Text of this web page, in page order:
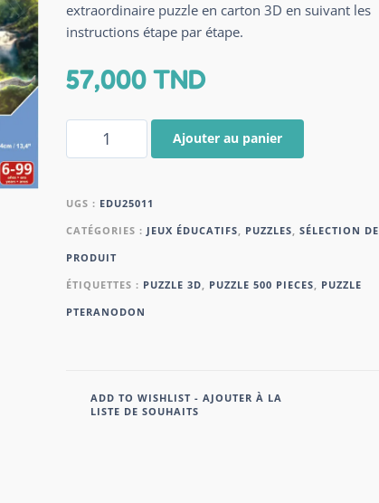
extraordinaire puzzle en carton 3D en suivant les
instructions étape par étape.
57,000TND
Ajouter au panier
UGS : EDU25011
CATÉGORIES : JEUX ÉDUCATIFS, PUZZLES, SÉLECTION DE
PRODUIT
ÉTIQUETTES : PUZZLE 3D, PUZZLE 500 PIECES, PUZZLE
PTERANODON
ADD TO WISHLIST - AJOUTER À LA
LISTE DE SOUHAITS